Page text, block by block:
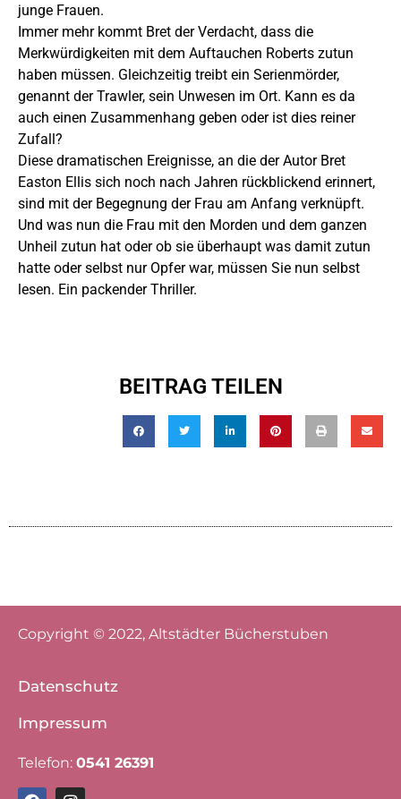
junge Frauen.
Immer mehr kommt Bret der Verdacht, dass die
Merkwürdigkeiten mit dem Auftauchen Roberts zutun
haben müssen. Gleichzeitig treibt ein Serienmörder,
genannt der Trawler, sein Unwesen im Ort. Kann es da
auch einen Zusammenhang geben oder ist dies reiner
Zufall?
Diese dramatischen Ereignisse, an die der Autor Bret
Easton Ellis sich noch nach Jahren rückblickend erinnert,
sind mit der Begegnung der Frau am Anfang verknüpft.
Und was nun die Frau mit den Morden und dem ganzen
Unheil zutun hat oder ob sie überhaupt was damit zutun
hatte oder selbst nur Opfer war, müssen Sie nun selbst
lesen. Ein packender Thriller.
BEITRAG TEILEN
Copyright © 2022, Altstädter Bücherstuben
Datenschutz
Impressum
Telefon: 0541 26391